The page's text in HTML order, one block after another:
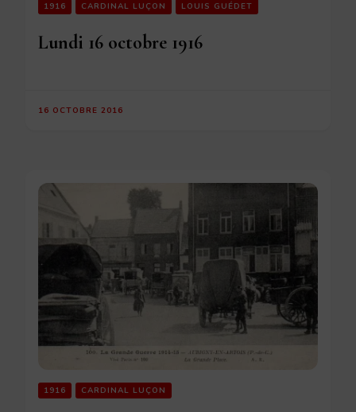
1916 CARDINAL LUÇON LOUIS GUÉDET
Lundi 16 octobre 1916
16 OCTOBRE 2016
1916 CARDINAL LUÇON